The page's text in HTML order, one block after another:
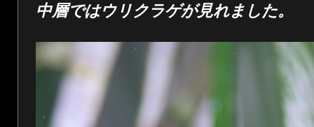
中層ではウリクラゲが見れました。